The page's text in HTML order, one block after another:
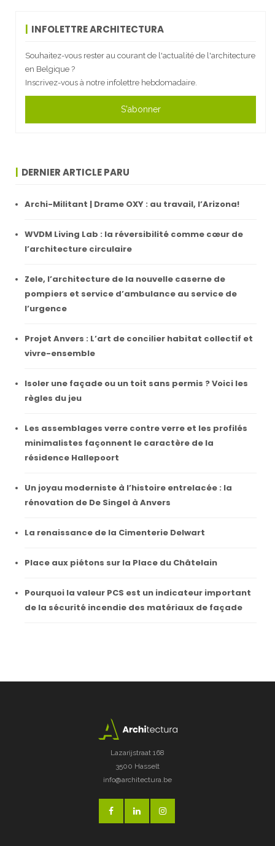
INFOLETTRE ARCHITECTURA
Souhaitez-vous rester au courant de l'actualité de l'architecture
en Belgique ?
Inscrivez-vous à notre infolettre hebdomadaire.
S'abonner
DERNIER ARTICLE PARU
Archi-Militant | Drame OXY : au travail, l’Arizona!
WVDM Living Lab : la réversibilité comme cœur de
l’architecture circulaire
Zele, l’architecture de la nouvelle caserne de
pompiers et service d’ambulance au service de
l’urgence
Projet Anvers : L’art de concilier habitat collectif et
vivre-ensemble
Isoler une façade ou un toit sans permis ? Voici les
règles du jeu
Les assemblages verre contre verre et les profilés
minimalistes façonnent le caractère de la
résidence Hallepoort
Un joyau moderniste à l’histoire entrelacée : la
rénovation de De Singel à Anvers
La renaissance de la Cimenterie Delwart
Place aux piétons sur la Place du Châtelain
Pourquoi la valeur PCS est un indicateur important
de la sécurité incendie des matériaux de façade
Lazarijstraat 168
3500 Hasselt
info@architectura.be